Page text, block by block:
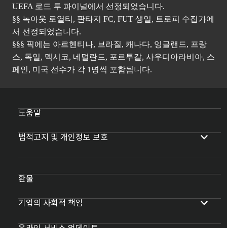
UEFA 로드 투 파이널에서 선정되었습니다.
§§ 녹아웃 로열티, 판타지 FC, FUT 생일, 트로피 수집가에
서 선정되었습니다.
§§§ 픽에는 아르헨티나, 브라질, 캐나다, 잉글랜드, 프랑
스, 독일, 멕시코, 네덜란드, 포르투갈, 사우디아라비아, 스
페인, 미국 선수가 각 1명씩 포함됩니다.
도움말
법적고지 및 개인정보 보호
환불
기업의 사회적 책임